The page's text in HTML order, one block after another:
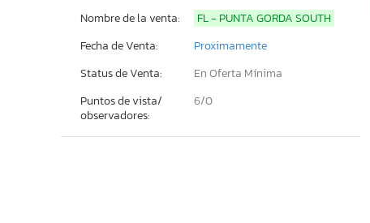
Nombre de la venta:
FL - PUNTA GORDA SOUTH
Fecha de Venta:
Proximamente
Status de Venta:
En Oferta Mínima
Puntos de vista/
observadores:
6/0